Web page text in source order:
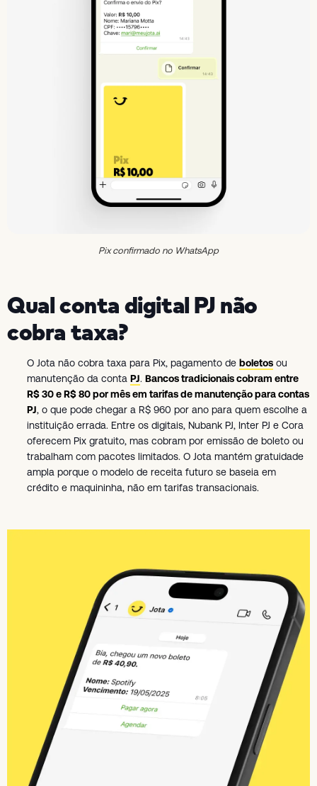
Pix confirmado no WhatsApp
Qual conta digital PJ não
cobra taxa?
O Jota não cobra taxa para Pix, pagamento de boletos ou
manutenção da conta PJ. Bancos tradicionais cobram entre
R$ 30 e R$ 80 por mês em tarifas de manutenção para contas
PJ, o que pode chegar a R$ 960 por ano para quem escolhe a
instituição errada. Entre os digitais, Nubank PJ, Inter PJ e Cora
oferecem Pix gratuito, mas cobram por emissão de boleto ou
trabalham com pacotes limitados. O Jota mantém gratuidade
ampla porque o modelo de receita futuro se baseia em
crédito e maquininha, não em tarifas transacionais.